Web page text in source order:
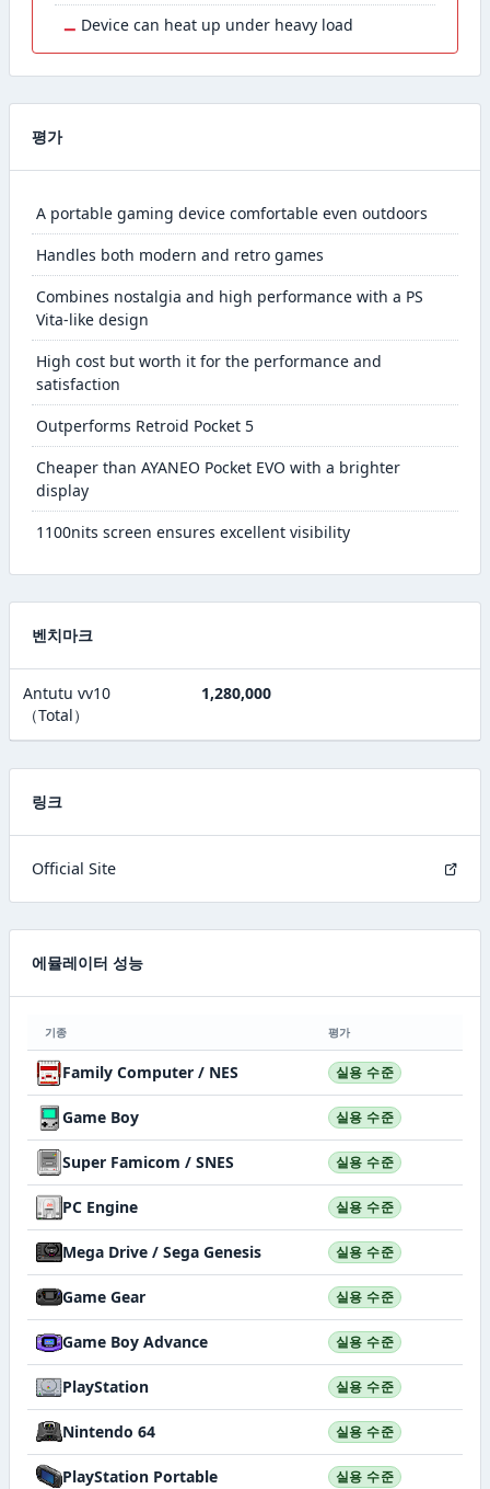
− Device can heat up under heavy load
평가
A portable gaming device comfortable even outdoors
Handles both modern and retro games
Combines nostalgia and high performance with a PS
Vita-like design
High cost but worth it for the performance and
satisfaction
Outperforms Retroid Pocket 5
Cheaper than AYANEO Pocket EVO with a brighter
display
1100nits screen ensures excellent visibility
벤치마크
Antutu vv10
（Total）
1,280,000
링크
Official Site
에뮬레이터 성능
기종 평가
Family Computer / NES 실용 수준
Game Boy 실용 수준
Super Famicom / SNES 실용 수준
PC Engine 실용 수준
Mega Drive / Sega Genesis 실용 수준
Game Gear 실용 수준
Game Boy Advance 실용 수준
PlayStation 실용 수준
Nintendo 64 실용 수준
PlayStation Portable 실용 수준